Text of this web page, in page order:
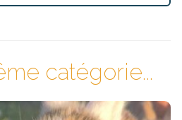
catégorie...